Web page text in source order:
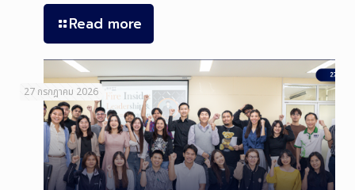
Read more
27 กรกฎาคม 2026